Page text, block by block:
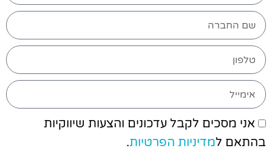
אני מסכים לקבל עדכונים והצעות שיווקיות
בהתאם למדיניות הפרטיות.